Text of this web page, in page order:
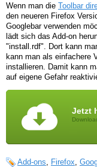
Wenn man die Toolbar
den neueren Firefox
Googlebar verwenden
lädt sich das Add-on
"install.rdf". Dort kann
kann man als einfachere
installieren. Damit kann
auf eigene Gefahr
Jetzt
Add-ons Firefox